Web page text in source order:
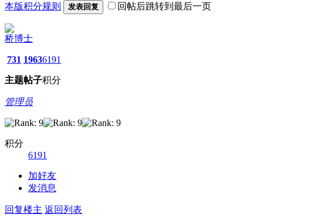
本版积分规则 发表回复 回帖后跳转到最后一页
桥博士
731
主题
1963
帖子
6191
积分
管理员
积分
6191
加好友
发消息
回复楼主 返回列表